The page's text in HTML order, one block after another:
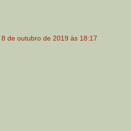
8 de outubro de 2019 às 18:17